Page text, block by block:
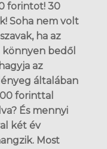
forintot! 30
Soha nem volt
ha az
bedől
az
általában
forinttal
És mennyi
két év
Most